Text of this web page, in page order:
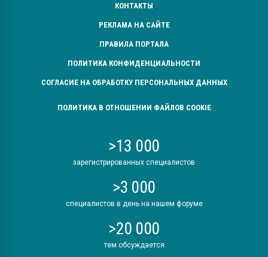
КОНТАКТЫ
РЕКЛАМА НА САЙТЕ
ПРАВИЛА ПОРТАЛА
ПОЛИТИКА КОНФИДЕНЦИАЛЬНОСТИ
СОГЛАСИЕ НА ОБРАБОТКУ ПЕРСОНАЛЬНЫХ ДАННЫХ
ПОЛИТИКА В ОТНОШЕНИИ ФАЙЛОВ COOKIE
>13 000
зарегистрированных специалистов
>3 000
специалистов в день на нашем форуме
>20 000
тем обсуждается